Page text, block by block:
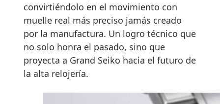
convirtiéndolo en el movimiento con
muelle real más preciso jamás creado
por la manufactura. Un logro técnico que
no solo honra el pasado, sino que
proyecta a Grand Seiko hacia el futuro de
la alta relojería.